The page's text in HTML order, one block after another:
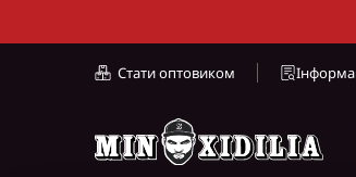
Стати оптовиком